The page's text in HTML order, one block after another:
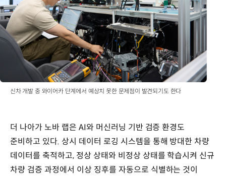
신차 개발 중 와이어카 단계에서 예상치 못한 문제점이 발견되기도 한다
더 나아가 노바 랩은 AI와 머신러닝 기반 검증 환경도
준비하고 있다. 상시 데이터 로깅 시스템을 통해 방대한 차량
데이터를 축적하고, 정상 상태와 비정상 상태를 학습시켜 신규
차량 검증 과정에서 이상 징후를 자동으로 식별하는 것이